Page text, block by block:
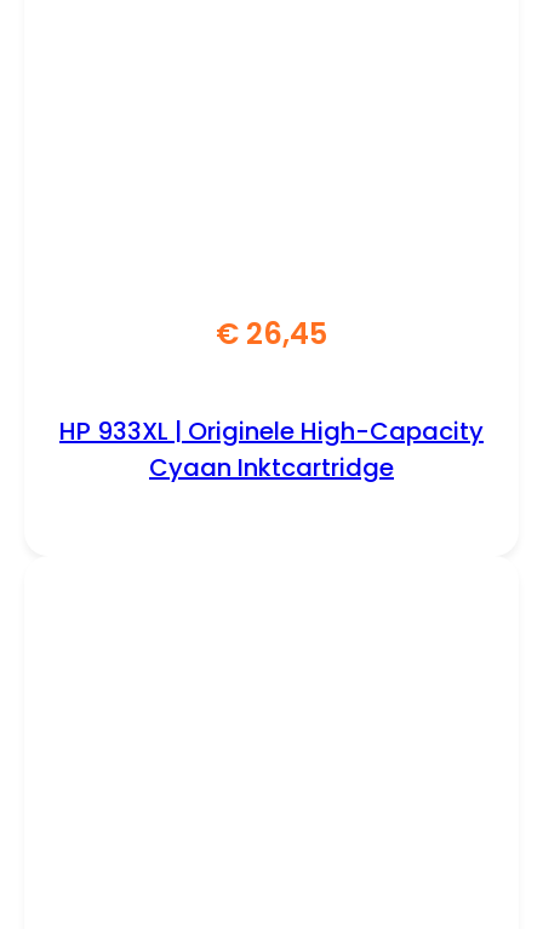
€ 26,45
HP 933XL | Originele High-Capacity
Cyaan Inktcartridge